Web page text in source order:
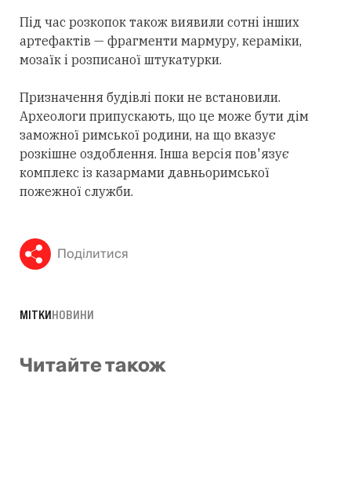
Під час розкопок також виявили сотні інших
артефактів — фрагменти мармуру, кераміки,
мозаїк і розписаної штукатурки.
Призначення будівлі поки не встановили.
Археологи припускають, що це може бути дім
заможної римської родини, на що вказує
розкішне оздоблення. Інша версія пов'язує
комплекс із казармами давньоримської
пожежної служби.
Поділитися
МІТКИНОВИНИ
Читайте також